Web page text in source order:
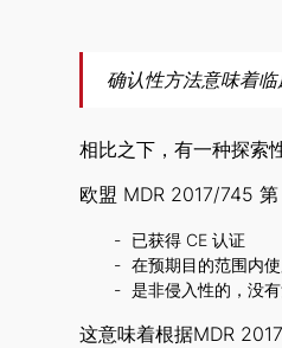
确认性方法意味着
相比之下，有一种探索
欧盟 MDR 2017/745
已获得 CE 认证
在预期目的范围内使
是非侵入性的，没有
这意味着根据MDR